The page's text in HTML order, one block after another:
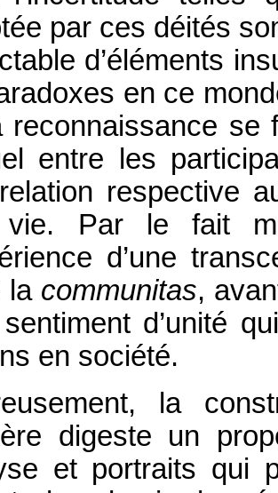
par ces déités
d’éléments
en ce
reconnaissance se
entre les
respective
vie. Par le fait
d’une
la communitas,
sentiment d’unité
en société.
la
digeste un
et portraits qui